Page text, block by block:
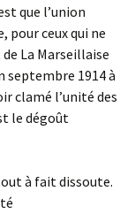
que l’union
pour ceux qui ne
La Marseillaise
septembre 1914 à
clamé l’unité des
le dégoût
à fait dissoute.